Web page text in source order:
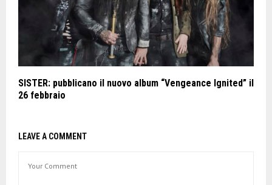
SISTER: pubblicano il nuovo album “Vengeance Ignited” il
26 febbraio
LEAVE A COMMENT